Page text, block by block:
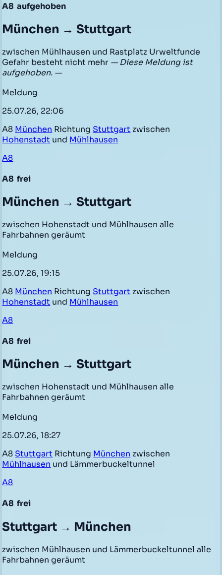
A8 aufgehoben
München → Stuttgart
zwischen Mühlhausen und Rastplatz Urweltfunde
Gefahr besteht nicht mehr — Diese Meldung ist
aufgehoben. —
Meldung
25.07.26, 22:06
A8 München Richtung Stuttgart zwischen
Hohenstadt und Mühlhausen
A8
A8 frei
München → Stuttgart
zwischen Hohenstadt und Mühlhausen alle
Fahrbahnen geräumt
Meldung
25.07.26, 19:15
A8 München Richtung Stuttgart zwischen
Hohenstadt und Mühlhausen
A8
A8 frei
München → Stuttgart
zwischen Hohenstadt und Mühlhausen alle
Fahrbahnen geräumt
Meldung
25.07.26, 18:27
A8 Stuttgart Richtung München zwischen
Mühlhausen und Lämmerbuckeltunnel
A8
A8 frei
Stuttgart → München
zwischen Mühlhausen und Lämmerbuckeltunnel alle
Fahrbahnen geräumt